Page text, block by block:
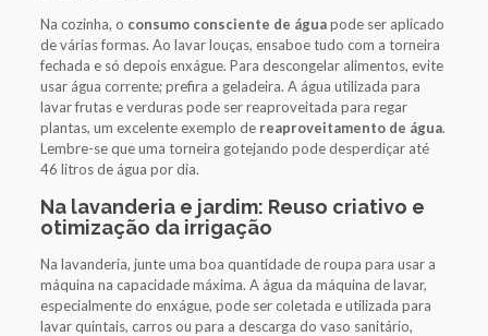
Na cozinha, o consumo consciente de águapode ser aplicado
de várias formas. Ao lavar louças, ensaboe tudo com a torneira
fechada e só depois enxágue. Para descongelar alimentos, evite
usar água corrente; prefira a geladeira. A água utilizada para
lavar frutas e verduras pode ser reaproveitada para regar
plantas, um excelente exemplo de reaproveitamento de água.
Lembre-se que uma torneira gotejando pode desperdiçar até
46 litros de água por dia.
Na lavanderia e jardim: Reuso criativo e
otimização da irrigação
Na lavanderia, junte uma boa quantidade de roupa para usar a
máquina na capacidade máxima. A água da máquina de lavar,
especialmente do enxágue, pode ser coletada e utilizada para
lavar quintais, carros ou para a descarga do vaso sanitário,